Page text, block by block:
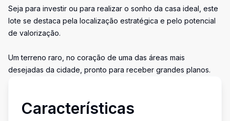
Seja para investir ou para realizar o sonho da casa ideal, este
lote se destaca pela localização estratégica e pelo potencial
de valorização.
Um terreno raro, no coração de uma das áreas mais
desejadas da cidade, pronto para receber grandes planos.
Características